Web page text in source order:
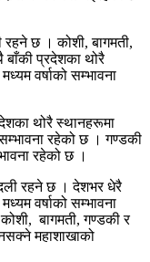
छ । कोशी, बागमती,
प्रदेशका थोरै
वर्षाको सम्भावना
थोरै स्थानहरूमा
रहेको छ । गण्डकी
रहेको छ ।
रहने छ । देशभर धेरै
वर्षाको सम्भावना
बागमती, गण्डकी र
महाशाखाको